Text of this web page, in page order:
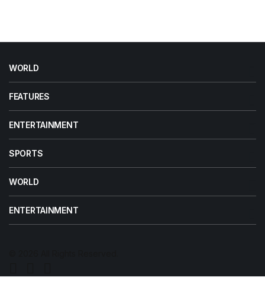
WORLD
FEATURES
ENTERTAINMENT
SPORTS
WORLD
ENTERTAINMENT